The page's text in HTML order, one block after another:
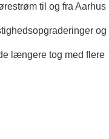
til og fra Aarhus
og
længere tog med flere